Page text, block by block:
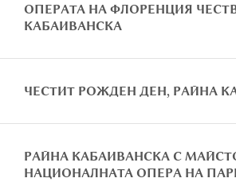
ОПЕРАТА НА ФЛОРЕНЦИЯ
КАБАИВАНСКА
ЧЕСТИТ РОЖДЕН ДЕН, РАЙНА
РАЙНА КАБАИВАНСКА С
НАЦИОНАЛНАТА ОПЕРА НА